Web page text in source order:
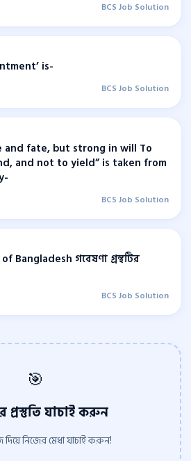
BCS Job Solution
is-
BCS Job Solution
and fate, but strong in will To
and not to yield” is taken from
BCS Job Solution
Bangladesh গবেষণা গ্রন্থটির
BCS Job Solution
🎯
যাচাই করুন
নিজের মেধা যাচাই করুন!